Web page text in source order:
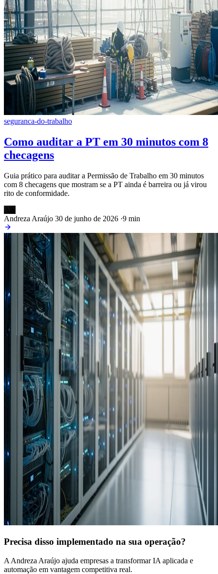
seguranca-do-trabalho
Como auditar a PT em 30 minutos com 8
checagens
Guia prático para auditar a Permissão de Trabalho em 30 minutos
com 8 checagens que mostram se a PT ainda é barreira ou já virou
rito de conformidade.
Andreza Araújo 30 de junho de 2026 ·9 min
Precisa disso implementado na sua operação?
A Andreza Araújo ajuda empresas a transformar IA aplicada e
automação em vantagem competitiva real.